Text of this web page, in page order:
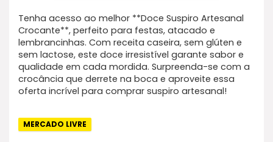
Tenha acesso ao melhor **Doce Suspiro Artesanal
Crocante**, perfeito para festas, atacado e
lembrancinhas. Com receita caseira, sem glúten e
sem lactose, este doce irresistível garante sabor e
qualidade em cada mordida. Surpreenda-se com a
crocância que derrete na boca e aproveite essa
oferta incrível para comprar suspiro artesanal!
MERCADO LIVRE